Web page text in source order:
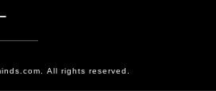
All rights reserved.